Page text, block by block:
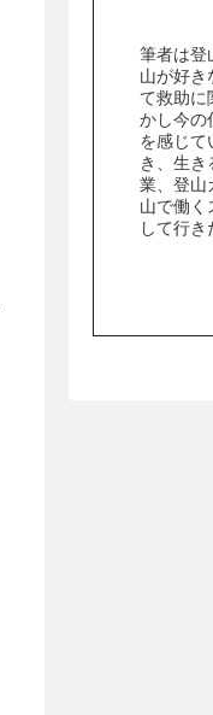
筆者は登
山が好き
て救助に
かし今の
を感じて
き、生
業、登山
山で働く
して行き